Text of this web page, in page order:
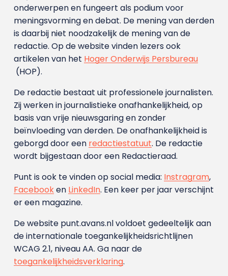
onderwerpen en fungeert als podium voor
meningsvorming en debat. De mening van derden
is daarbij niet noodzakelijk de mening van de
redactie. Op de website vinden lezers ook
artikelen van het Hoger Onderwijs Persbureau
(HOP).
De redactie bestaat uit professionele journalisten.
Zij werken in journalistieke onafhankelijkheid, op
basis van vrije nieuwsgaring en zonder
beïnvloeding van derden. De onafhankelijkheid is
geborgd door een redactiestatuut. De redactie
wordt bijgestaan door een Redactieraad.
Punt is ook te vinden op social media: Instragram,
Facebooken LinkedIn. Een keer per jaar verschijnt
er een magazine.
De website punt.avans.nl voldoet gedeeltelijk aan
de internationale toegankelijkheidsrichtlijnen
WCAG 2.1, niveau AA. Ga naar de
toegankelijkheidsverklaring.